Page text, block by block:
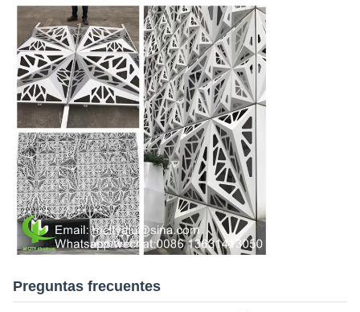
Preguntas frecuentes